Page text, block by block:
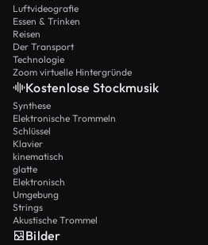
Luftvideografie
Essen & Trinken
Reisen
Der Transport
Technologie
Zoom virtuelle Hintergründe
Kostenlose Stockmusik
Synthese
Elektronische Trommeln
Schlüssel
Klavier
kinematisch
glatte
Elektronisch
Umgebung
Strings
Akustische Trommel
Bilder